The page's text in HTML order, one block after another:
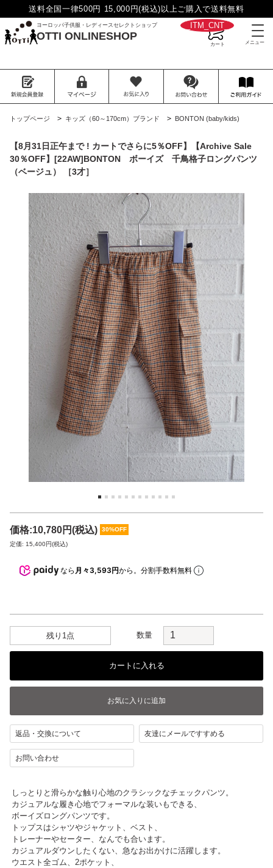
送料全国一律500円 15,000円(税込)以上ご購入で送料無料
ヨーロッパ子供服・レディースセレクトショップ
OTTI ONLINESHOP
__ITM_CNT__
トップページ > キッズ（60～170cm）ブランド > BONTON (baby/kids)
【8月31日正午まで ! カートでさらに5％OFF】【Archive Sale
30％OFF】[22AW]BONTON ボーイズ 千鳥格子ロングパンツ
（ベージュ） ［3才］
価格:10,780円(税込) 30%OFF
定価: 15,400円(税込)
なら 月々3,593円から。分割手数料無料
残り1点 数量
返品・交換について 友達にメールですすめる
お問い合わせ
しっとりと滑らかな触り心地のクラシックなチェックパンツ。
カジュアルな履き心地でフォーマルな装いもできる、
ボーイズロングパンツです。
トップスはシャツやジャケット、ベスト、
トレーナーやセーター、なんでも合います。
カジュアルダウンしたくない、急なお出かけに活躍します。
ウエスト全ゴム、2ポケット、